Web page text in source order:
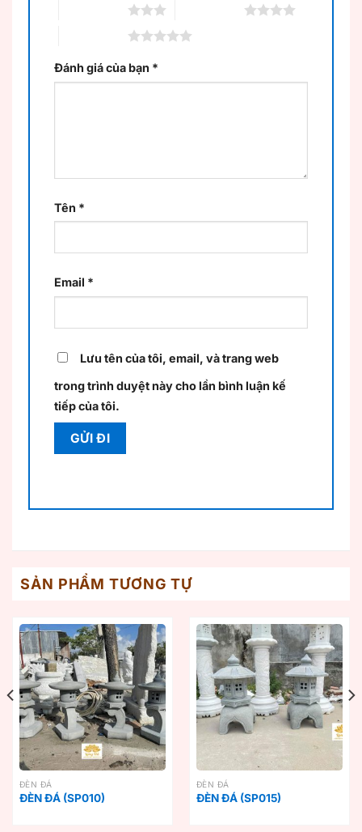
Đánh giá của bạn *
Tên *
Email *
Lưu tên của tôi, email, và trang web
trong trình duyệt này cho lần bình luận kế
tiếp của tôi.
SẢN PHẨM TƯƠNG TỰ
ĐÈN ĐÁ
ĐÈN ĐÁ (SP010)
ĐÈN ĐÁ
ĐÈN ĐÁ (SP015)